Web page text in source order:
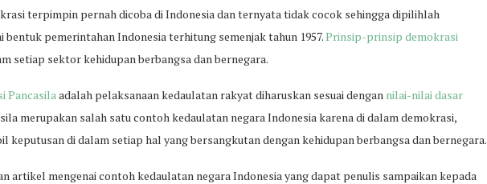
terpimpin pernah dicoba di Indonesia dan ternyata tidak cocok sehingga dipilihlah
bentuk pemerintahan Indonesia terhitung semenjak tahun 1957.Prinsip-prinsip demokrasi
setiap sektor kehidupan berbangsa dan bernegara.
Pancasilaadalah pelaksanaan kedaulatan rakyat diharuskan sesuai dengan nilai-nilai dasar
merupakan salah satu contoh kedaulatan negara Indonesia karena di dalam demokrasi,
keputusan di dalam setiap hal yang bersangkutan dengan kehidupan berbangsa dan bernegara.
artikel mengenai contoh kedaulatan negara Indonesia yang dapat penulis sampaikan kepada